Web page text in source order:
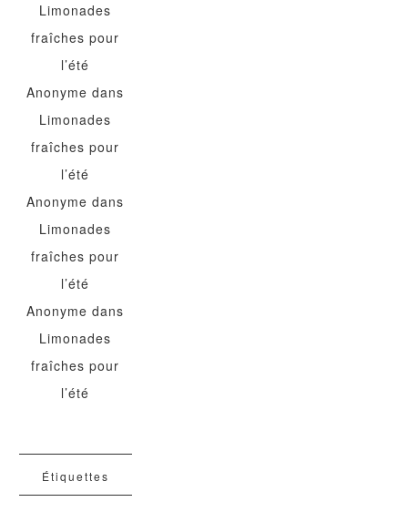
Limonades
fraîches pour
l’été
Anonyme dans
Limonades
fraîches pour
l’été
Anonyme dans
Limonades
fraîches pour
l’été
Anonyme dans
Limonades
fraîches pour
l’été
Étiquettes